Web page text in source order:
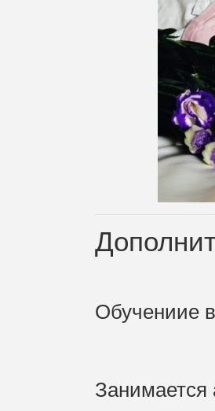
Обучениие
Занимается